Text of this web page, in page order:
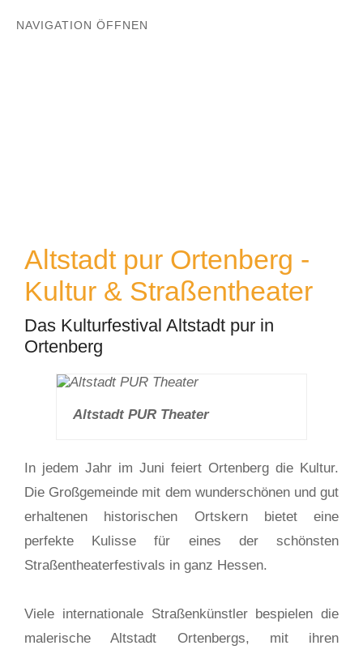
NAVIGATION ÖFFNEN
Altstadt pur Ortenberg -
Kultur & Straßentheater
Das Kulturfestival Altstadt pur in
Ortenberg
Altstadt PUR Theater
In jedem Jahr im Juni feiert Ortenberg die Kultur.
Die Großgemeinde mit dem wunderschönen und gut
erhaltenen historischen Ortskern bietet eine
perfekte Kulisse für eines der schönsten
Straßentheaterfestivals in ganz Hessen.
Viele internationale Straßenkünstler bespielen die
malerische Altstadt Ortenbergs, mit ihren